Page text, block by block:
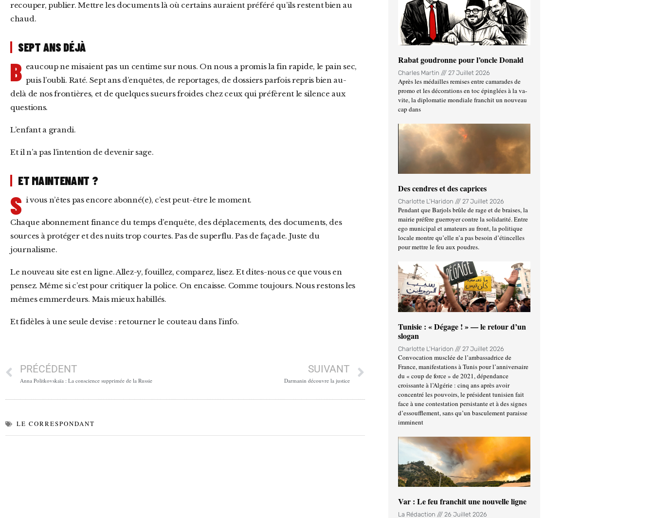
recouper, publier. Mettre les documents là où certains auraient préféré qu’ils restent bien au
chaud.
SEPT ANS DÉJÀ
B eaucoup ne misaient pas un centime sur nous. On nous a promis la fin rapide, le pain sec,
puis l’oubli. Raté. Sept ans d’enquêtes, de reportages, de dossiers parfois repris bien au-
delà de nos frontières, et de quelques sueurs froides chez ceux qui préfèrent le silence aux
questions.
L’enfant a grandi.
Et il n’a pas l’intention de devenir sage.
ET MAINTENANT ?
S i vous n’êtes pas encore abonné(e), c’est peut-être le moment.
Chaque abonnement finance du temps d’enquête, des déplacements, des documents, des
sources à protéger et des nuits trop courtes. Pas de superflu. Pas de façade. Juste du
journalisme.
Le nouveau site est en ligne. Allez-y, fouillez, comparez, lisez. Et dites-nous ce que vous en
pensez. Même si c’est pour critiquer la police. On encaisse. Comme toujours. Nous restons les
mêmes emmerdeurs. Mais mieux habillés.
Et fidèles à une seule devise : retourner le couteau dans l’info.
PRÉCÉDENT
Anna Politkovskaïa : La conscience supprimée de la Russie
SUIVANT
Darmanin découvre la justice
LE CORRESPONDANT
Rabat goudronne pour l’oncle Donald
Charles Martin 27 Juillet 2026
Après les médailles remises entre camarades de
promo et les décorations en toc épinglées à la va-
vite, la diplomatie mondiale franchit un nouveau
cap dans
Des cendres et des caprices
Charlotte L'Haridon 27 Juillet 2026
Pendant que Barjols brûle de rage et de braises, la
mairie préfère guerroyer contre la solidarité. Entre
ego municipal et amateurs au front, la politique
locale montre qu’elle n’a pas besoin d’étincelles
pour mettre le feu aux poudres.
Tunisie : « Dégage ! » — le retour d’un
slogan
Charlotte L'Haridon 27 Juillet 2026
Convocation musclée de l’ambassadrice de
France, manifestations à Tunis pour l’anniversaire
du « coup de force » de 2021, dépendance
croissante à l’Algérie : cinq ans après avoir
concentré les pouvoirs, le président tunisien fait
face à une contestation persistante et à des signes
d’essoufflement, sans qu’un basculement paraisse
imminent
Var : Le feu franchit une nouvelle ligne
La Rédaction 26 Juillet 2026